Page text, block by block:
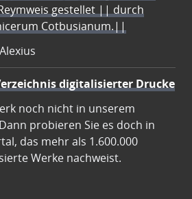
gestellet || durch
Cotbusianum.||
digitalisierter Drucke
noch nicht in unserem
probieren Sie es doch in
das mehr als 1.600.000
Werke nachweist.